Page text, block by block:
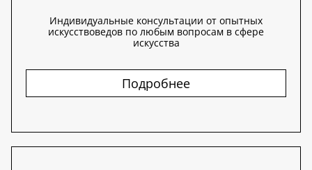
Индивидуальные консультации от опытных
искусствоведов по любым вопросам в сфере
искусства
Подробнее